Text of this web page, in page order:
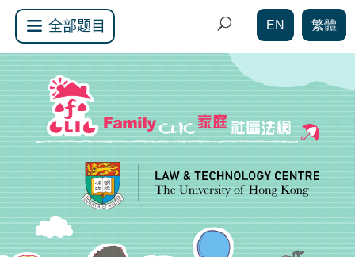
全部题目 EN 繁體